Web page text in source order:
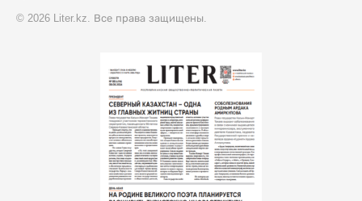
© 2026 Liter.kz. Все права защищены.